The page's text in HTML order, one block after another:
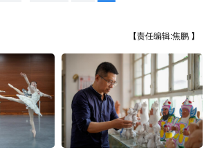
한국어
Português
【责任编辑:焦鹏 】